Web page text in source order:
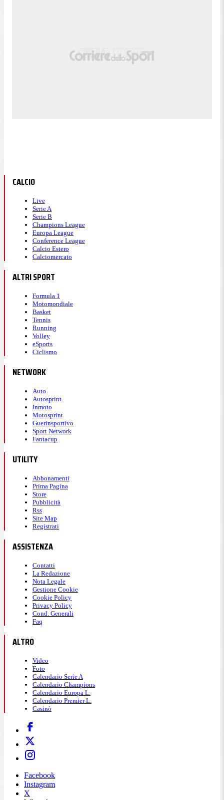
CALCIO
Live
Serie A
Serie B
Champions League
Europa League
Conference League
Calcio Estero
Calciomercato
ALTRI SPORT
Formula 1
Motomondiale
Basket
Tennis
Running
Volley
eSports
Ciclismo
NETWORK
Auto
Autosprint
Inmoto
Motosprint
Guerinsportivo
Sport Network
Fantacup
UTILITY
Abbonamenti
Prima Pagina
Store
Pubblicità
Rss
Site Map
Registrati
ASSISTENZA
Contatti
La Redazione
Nota Legale
Gestione Cookie
Cookie Policy
Privacy Policy
Cond. Generali
Faq
ALTRO
Video
Foto
Calendario Serie A
Calendario Champions
Calendario Europa L.
Calendario Premier L.
Casinò
Facebook
Instagram
X